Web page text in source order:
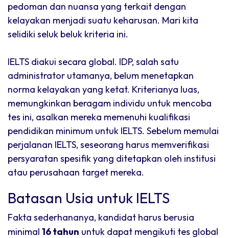
pedoman dan nuansa yang terkait dengan
kelayakan menjadi suatu keharusan. Mari kita
selidiki seluk beluk kriteria ini.
IELTS diakui secara global. IDP, salah satu
administrator utamanya, belum menetapkan
norma kelayakan yang ketat. Kriterianya luas,
memungkinkan beragam individu untuk mencoba
tes ini, asalkan mereka memenuhi kualifikasi
pendidikan minimum untuk IELTS. Sebelum memulai
perjalanan IELTS, seseorang harus memverifikasi
persyaratan spesifik yang ditetapkan oleh institusi
atau perusahaan target mereka.
Batasan Usia untuk IELTS
Fakta sederhananya, kandidat harus berusia
minimal 16 tahun untuk dapat mengikuti tes global